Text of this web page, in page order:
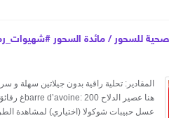
صحية للسحور / مائدة السحور
عسل حبيبات شوكولا (اختياري) لمشاهدة